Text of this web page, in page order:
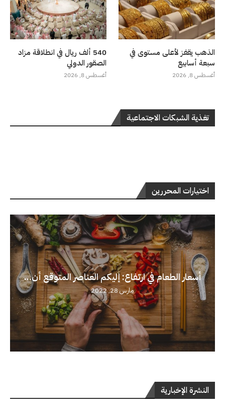
الذهب يقفز لأعلى مستوى في
سبعة أسابيع
أغسطس 8, 2026
540 ألف ريال في انطلاقة مزاد
الصقور الدولي
أغسطس 8, 2026
تغذية الشبكات الاجتماعية
اختيارات المحررين
أسعار الطعام في ارتفاع: إليكم العناصر المتوقع أن...
مارس 28, 2022
النشرة الإخبارية